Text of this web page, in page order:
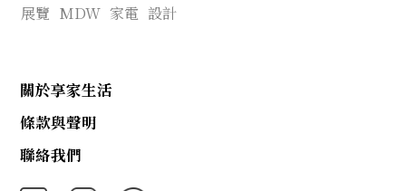
展覽 MDW 家電 設計
關於享家生活
條款與聲明
聯絡我們